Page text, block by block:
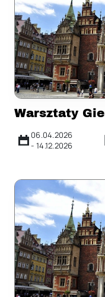
Warsztaty
06.04.2026
- 14.12.2026